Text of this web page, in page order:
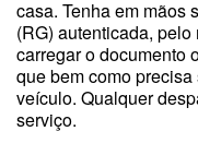
casa. Tenha em mãos
(RG) autenticada,
carregar o documento
que bem como
veículo. Qualquer
serviço.